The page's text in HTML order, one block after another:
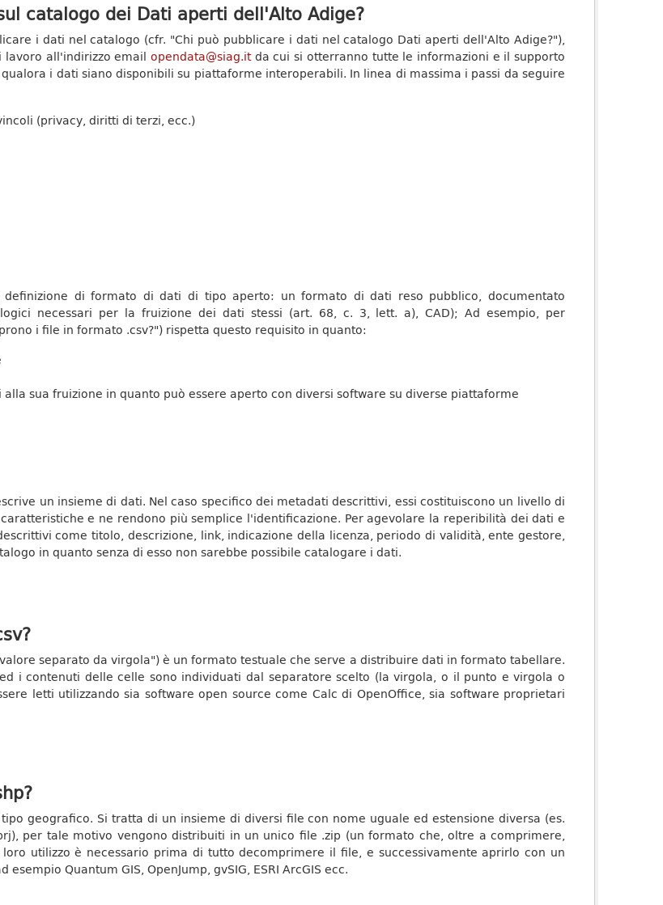
catalogo dei Dati aperti dell'Alto Adige?
i dati nel catalogo (cfr. "Chi può pubblicare i dati nel catalogo Dati aperti dell'Alto Adige?"),
lavoro all'indirizzo emailopendata@siag.itda cui si otterranno tutte le informazioni e il supporto
i dati siano disponibili su piattaforme interoperabili. In linea di massima i passi da seguire
(privacy, diritti di terzi, ecc.)
definizione di formato di dati di tipo aperto: un formato di dati reso pubblico, documentato
necessari per la fruizione dei dati stessi (art. 68, c. 3, lett. a), CAD); Ad esempio, per
i file in formato .csv?") rispetta questo requisito in quanto:
sua fruizione in quanto può essere aperto con diversi software su diverse piattaforme
un insieme di dati. Nel caso specifico dei metadati descrittivi, essi costituiscono un livello di
e ne rendono più semplice l'identificazione. Per agevolare la reperibilità dei dati e
come titolo, descrizione, link, indicazione della licenza, periodo di validità, ente gestore,
in quanto senza di esso non sarebbe possibile catalogare i dati.
separato da virgola") è un formato testuale che serve a distribuire dati in formato tabellare.
i contenuti delle celle sono individuati dal separatore scelto (la virgola, o il punto e virgola o
letti utilizzando sia software open source come Calc di OpenOffice, sia software proprietari
geografico. Si tratta di un insieme di diversi file con nome uguale ed estensione diversa (es.
per tale motivo vengono distribuiti in un unico file .zip (un formato che, oltre a comprimere,
utilizzo è necessario prima di tutto decomprimere il file, e successivamente aprirlo con un
Quantum GIS, OpenJump, gvSIG, ESRI ArcGIS ecc.